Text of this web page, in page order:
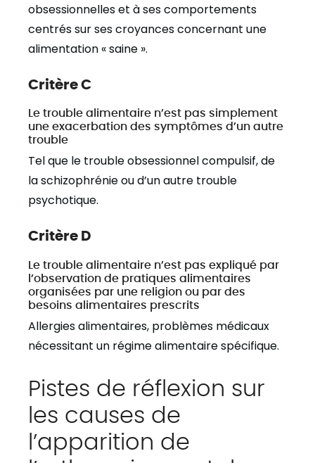
obsessionnelles et à ses comportements
centrés sur ses croyances concernant une
alimentation « saine ».
Critère C
Le trouble alimentaire n’est pas simplement
une exacerbation des symptômes d’un autre
trouble
Tel que le trouble obsessionnel compulsif, de
la schizophrénie ou d’un autre trouble
psychotique.
Critère D
Le trouble alimentaire n’est pas expliqué par
l’observation de pratiques alimentaires
organisées par une religion ou par des
besoins alimentaires prescrits
Allergies alimentaires, problèmes médicaux
nécessitant un régime alimentaire spécifique.
Pistes de réflexion sur
les causes de
l’apparition de